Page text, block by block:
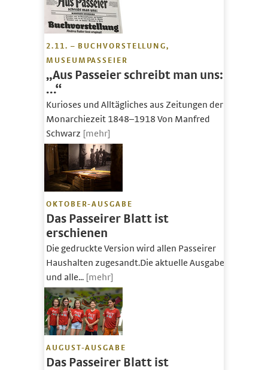
2.11. – BUCHVORSTELLUNG,
MUSEUMPASSEIER
„Aus Passeier schreibt man uns:
…“
Kurioses und Alltägliches aus Zeitungen der
Monarchiezeit 1848–1918 Von Manfred
Schwarz [mehr]
OKTOBER-AUSGABE
Das Passeirer Blatt ist
erschienen
Die gedruckte Version wird allen Passeirer
Haushalten zugesandt.Die aktuelle Ausgabe
und alle... [mehr]
AUGUST-AUSGABE
Das Passeirer Blatt ist